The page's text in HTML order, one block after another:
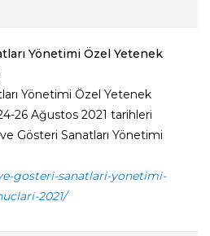
Yönetimi Özel Yetenek
Yönetimi Özel Yetenek
26 Ağustos 2021 tarihleri
Gösteri Sanatları Yönetimi
gosteri-sanatlari-yonetimi-
2021/